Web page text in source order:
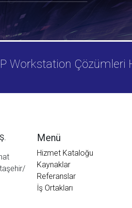
Workstation Çözümleri
Menü
Hizmet Kataloğu
Kaynaklar
Referanslar
İş Ortakları